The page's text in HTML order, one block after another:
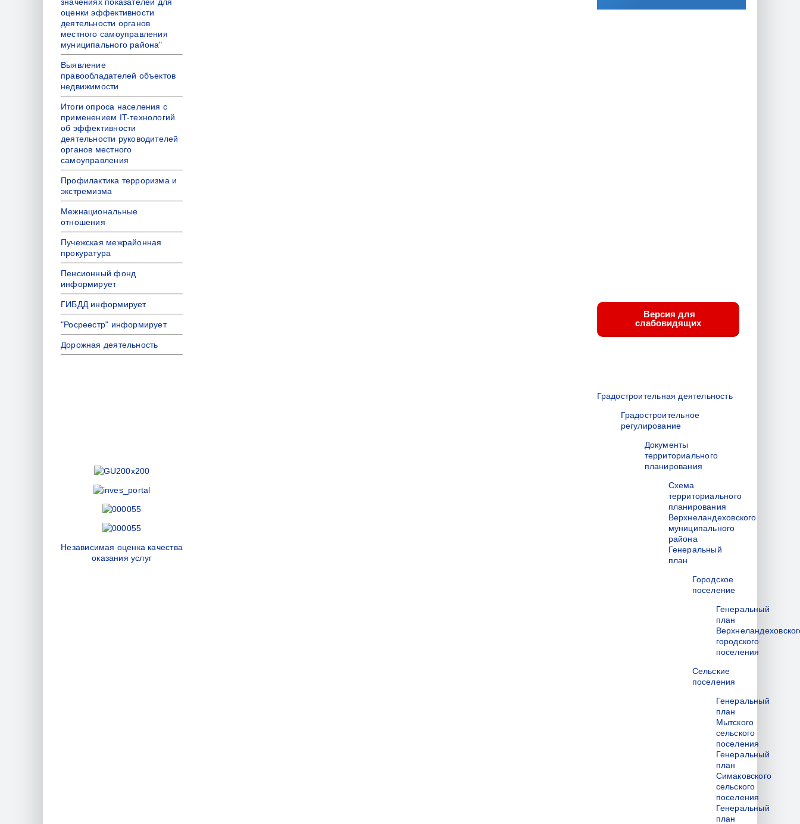
оценки эффективности
деятельности органов
местного самоуправления
муниципального района"
Выявление
правообладателей объектов
недвижимости
Итоги опроса населения с
применением IT-технологий
об эффективности
деятельности руководителей
органов местного
самоуправления
Профилактика терроризма и
экстремизма
Межнациональные
отношения
Пучежская межрайонная
прокуратура
Пенсионный фонд
информирует
ГИБДД информирует
"Росреестр" информирует
Дорожная деятельность
Независимая оценка качества
оказания услуг
Версия для
слабовидящих
Градостроительная деятельность
Градостроительное
регулирование
Документы
территориального
планирования
Схема
территориального
планирования
Верхнеландеховского
муниципального
района
Генеральный
план
Городское
поселение
Генеральный
план
городского
поселения
Сельские
поселения
Генеральный
план
Мытского
сельского
поселения
Генеральный
план
Симаковского
сельского
поселения
Генеральный
план